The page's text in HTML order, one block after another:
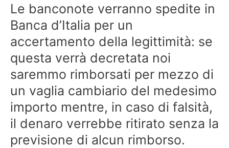
Le banconote verranno spedite in
Banca d’Italia per un
accertamento della legittimità: se
questa verrà decretata noi
saremmo rimborsati per mezzo di
un vaglia cambiario del medesimo
importo mentre, in caso di falsità,
il denaro verrebbe ritirato senza la
previsione di alcun rimborso.